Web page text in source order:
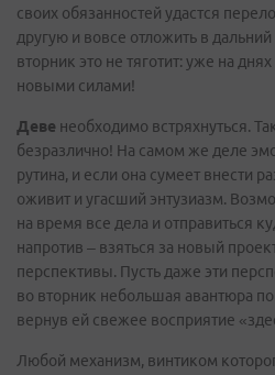
своих обязанностей удастся
другую и вовсе отложить в
вторник это не тяготит: уже на
новыми силами!
Деве необходимо встряхнуться.
безразлично! На самом же деле
рутина, и если она сумеет внести
оживит и угасший энтузиазм.
на время все дела и отправиться
напротив – взяться за новый
перспективы. Пусть даже эти
во вторник небольшая авантюра
вернув ей свежее восприятие
Любой механизм, винтиком